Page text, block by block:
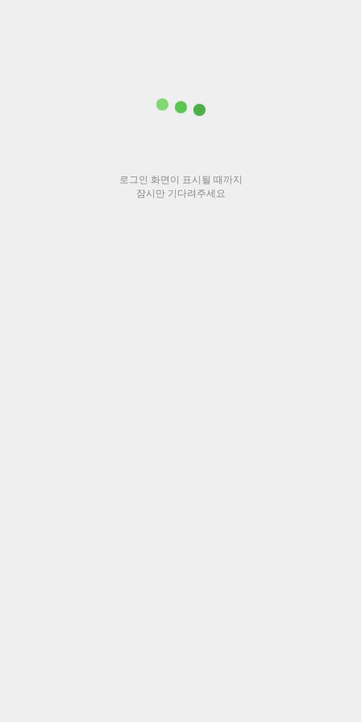
로그인 화면이 표시될 때까지
잠시만 기다려주세요